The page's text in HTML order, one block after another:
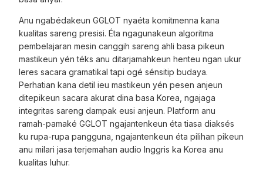
Anu ngabédakeun GGLOT nyaéta komitmenna kana
kualitas sareng presisi. Éta ngagunakeun algoritma
pembelajaran mesin canggih sareng ahli basa pikeun
mastikeun yén téks anu ditarjamahkeun henteu ngan ukur
leres sacara gramatikal tapi ogé sénsitip budaya.
Perhatian kana detil ieu mastikeun yén pesen anjeun
ditepikeun sacara akurat dina basa Korea, ngajaga
integritas sareng dampak eusi anjeun. Platform anu
ramah-pamaké GGLOT ngajantenkeun éta tiasa diaksés
ku rupa-rupa pangguna, ngajantenkeun éta pilihan pikeun
anu milari jasa terjemahan audio Inggris ka Korea anu
kualitas luhur.